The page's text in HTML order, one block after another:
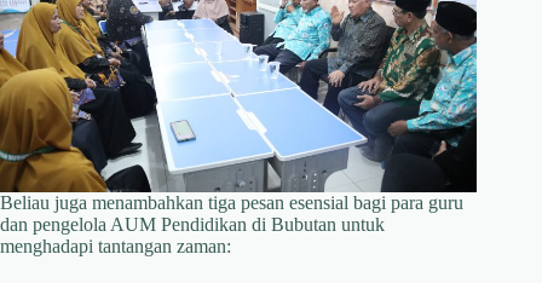
Beliau juga menambahkan tiga pesan esensial bagi para guru
dan pengelola AUM Pendidikan di Bubutan untuk
menghadapi tantangan zaman: